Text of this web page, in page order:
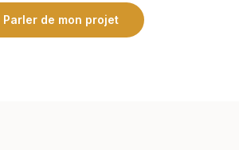
Parler de mon projet